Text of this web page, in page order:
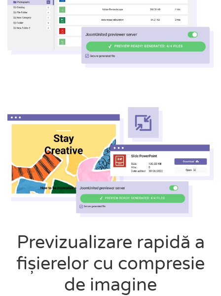
Previzualizare rapidă a
fișierelor cu compresie
de imagine